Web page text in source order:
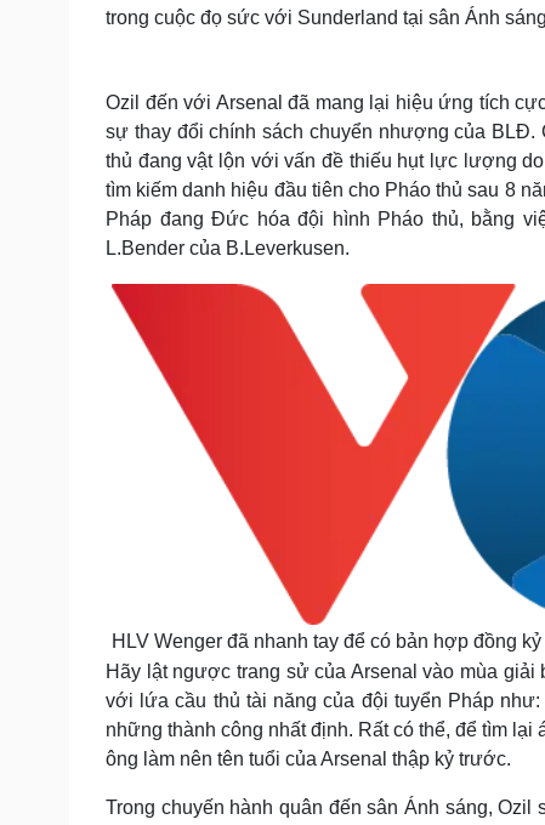
trong cuộc đọ sức với Sunderland tại sân Ánh
Ozil đến với Arsenal đã mang lại hiệu ứng tích
sự thay đổi chính sách chuyển nhượng của BLĐ.
thủ đang vật lộn với vấn đề thiếu hụt lực lượng
tìm kiếm danh hiệu đầu tiên cho Pháo thủ sau 8
Pháp đang Đức hóa đội hình Pháo thủ, bằng
L.Bender của B.Leverkusen.
HLV Wenger đã nhanh tay để có bản hợp đồng
Hãy lật ngược trang sử của Arsenal vào mùa
với lứa cầu thủ tài năng của đội tuyển Pháp
những thành công nhất định. Rất có thể, để tìm lại
ông làm nên tên tuổi của Arsenal thập kỷ trước.
Trong chuyến hành quân đến sân Ánh sáng,